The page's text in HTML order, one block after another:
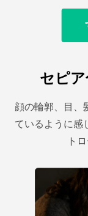
セピ
顔の輪郭、目、
ているように感
ト